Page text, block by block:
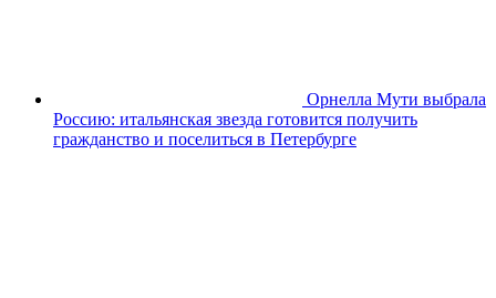
Орнелла Мути выбрала
Россию: итальянская звезда готовится получить
гражданство и поселиться в Петербурге